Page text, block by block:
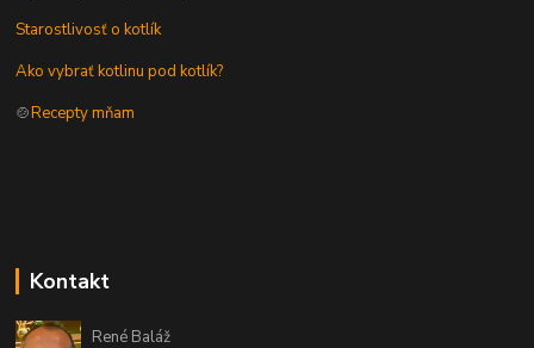
Starostlivosť o kotlík
Ako vybrať kotlinu pod kotlík?
🍲Recepty mňam
Kontakt
René Baláž